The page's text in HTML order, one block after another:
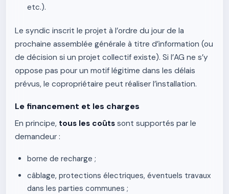
etc.).
Le syndic inscrit le projet à l’ordre du jour de la
prochaine assemblée générale à titre d’information (ou
de décision si un projet collectif existe). Si l’AG ne s’y
oppose pas pour un motif légitime dans les délais
prévus, le copropriétaire peut réaliser l’installation.
Le financement et les charges
En principe, tous les coûts sont supportés par le
demandeur :
borne de recharge ;
câblage, protections électriques, éventuels travaux
dans les parties communes ;